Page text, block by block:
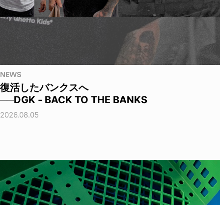
NEWS
復活したバンクスへ
──DGK - BACK TO THE BANKS
2026.08.05